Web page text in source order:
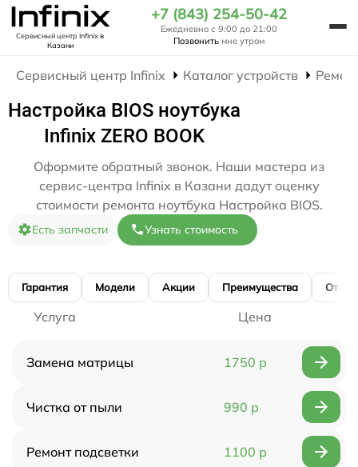
Сервисный центр Infinixв
Казани
+7 (843) 254-50-42
Ежедневно с 9:00 до 21:00
Позвонить мне утром
Сервисный центр Infinix Каталог устройств
Настройка BIOS ноутбука
Infinix ZERO BOOK
Оформите обратный звонок. Наши мастера из
сервис-центра Infinix в Казани дадут оценку
стоимости ремонта ноутбука Настройка BIOS.
Есть запчасти Узнать стоимость
Гарантия Модели Акции Преимущества
Услуга Цена
Замена матрицы 1750 р
Чистка от пыли 990 р
Ремонт подсветки 1100 р